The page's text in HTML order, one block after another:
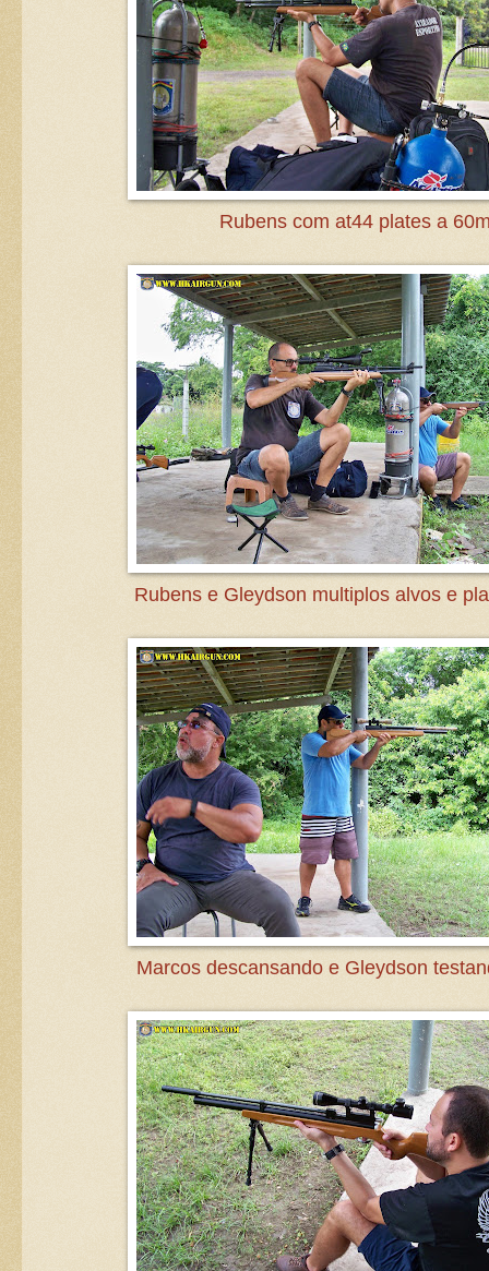
Rubens com at44 plates a
Rubens e Gleydson multiplos alvos e
Marcos descansando e Gleydson